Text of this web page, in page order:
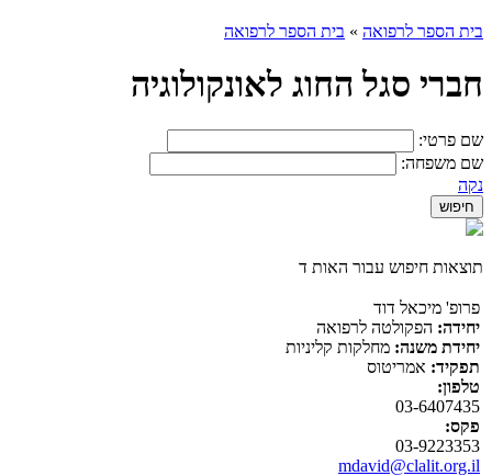
בית הספר לרפואה » בית הספר לרפואה
חברי סגל החוג לאונקולוגיה
שם פרטי:
שם משפחה:
נקה
תוצאות חיפוש עבור האות ד
פרופ' מיכאל דוד
יחידה: הפקולטה לרפואה
יחידת משנה: מחלקות קליניות
תפקיד: אמריטוס
טלפון:
03-6407435
פקס:
03-9223353
mdavid@clalit.org.il